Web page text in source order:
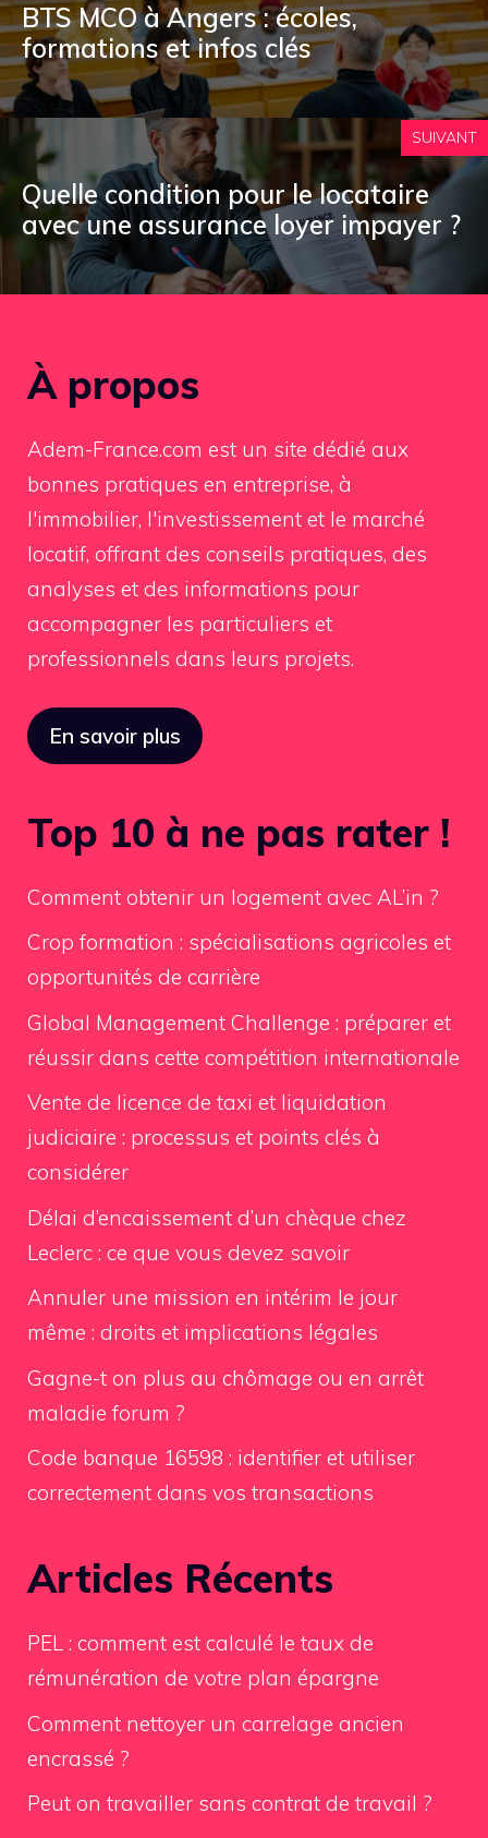
BTS MCO à Angers : écoles,
formations et infos clés
SUIVANT
Quelle condition pour le locataire
avec une assurance loyer impayer ?
À propos
Adem-France.com est un site dédié aux
bonnes pratiques en entreprise, à
l'immobilier, l'investissement et le marché
locatif, offrant des conseils pratiques, des
analyses et des informations pour
accompagner les particuliers et
professionnels dans leurs projets.
En savoir plus
Top 10 à ne pas rater !
Comment obtenir un logement avec AL’in ?
Crop formation : spécialisations agricoles et
opportunités de carrière
Global Management Challenge : préparer et
réussir dans cette compétition internationale
Vente de licence de taxi et liquidation
judiciaire : processus et points clés à
considérer
Délai d’encaissement d’un chèque chez
Leclerc : ce que vous devez savoir
Annuler une mission en intérim le jour
même : droits et implications légales
Gagne-t on plus au chômage ou en arrêt
maladie forum ?
Code banque 16598 : identifier et utiliser
correctement dans vos transactions
Articles Récents
PEL : comment est calculé le taux de
rémunération de votre plan épargne
Comment nettoyer un carrelage ancien
encrassé ?
Peut on travailler sans contrat de travail ?